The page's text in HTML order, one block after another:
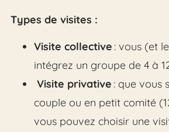
Types de visites :
Visite collective : vous (et
intégrez un groupe de 4 à
Visite privative : que vous
couple ou en petit comité
vous pouvez choisir une